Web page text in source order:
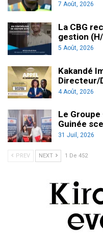
7 Août, 2026
La CBG
gestion
5 Août, 2026
Kakandé
Directeur/
4 Août, 2026
Le Groupe
Guinée
31 Juil, 2026
PREV NEXT 1 De 452